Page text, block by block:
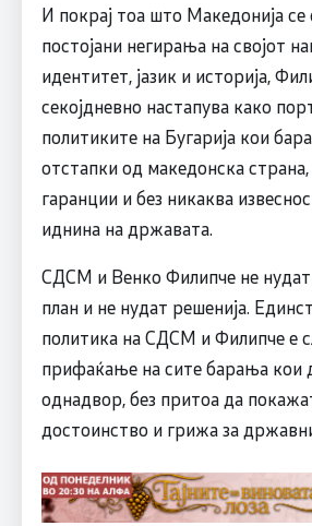
И покрај тоа што Македонија се
постојани негирања на својот
идентитет, јазик и историја,
секојдневно настапува како
политиките на Бугарија кои
отстапки од македонска
гаранции и без никаква
иднина на државата.
СДСM и Венко Филипче не нудат
план и не нудат решенија.
политика на СДСM и Филипче е
прифаќање на сите барања кои
однадвор, без притоа да
достоинство и грижа за